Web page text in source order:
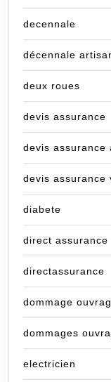
decennale
décennale
deux roues
devis assurance
devis assurance
devis assurance
diabete
direct assurance
directassurance
dommage
dommages
electricien